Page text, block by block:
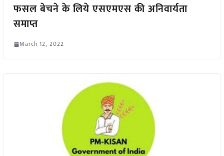
फसल बेचने के लिये एसएमएस की अनिवार्यता
समाप्त
March 12, 2022